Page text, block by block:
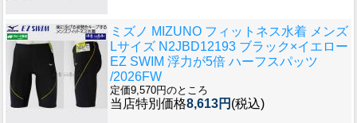
ミズノ MIZUNO フィットネス水着 メンズ
Lサイズ N2JBD12193 ブラック×イエロー
EZ SWIM 浮力が5倍 ハーフスパッツ
/2026FW
定価9,570円のところ
当店特別価格8,613円 (税込)